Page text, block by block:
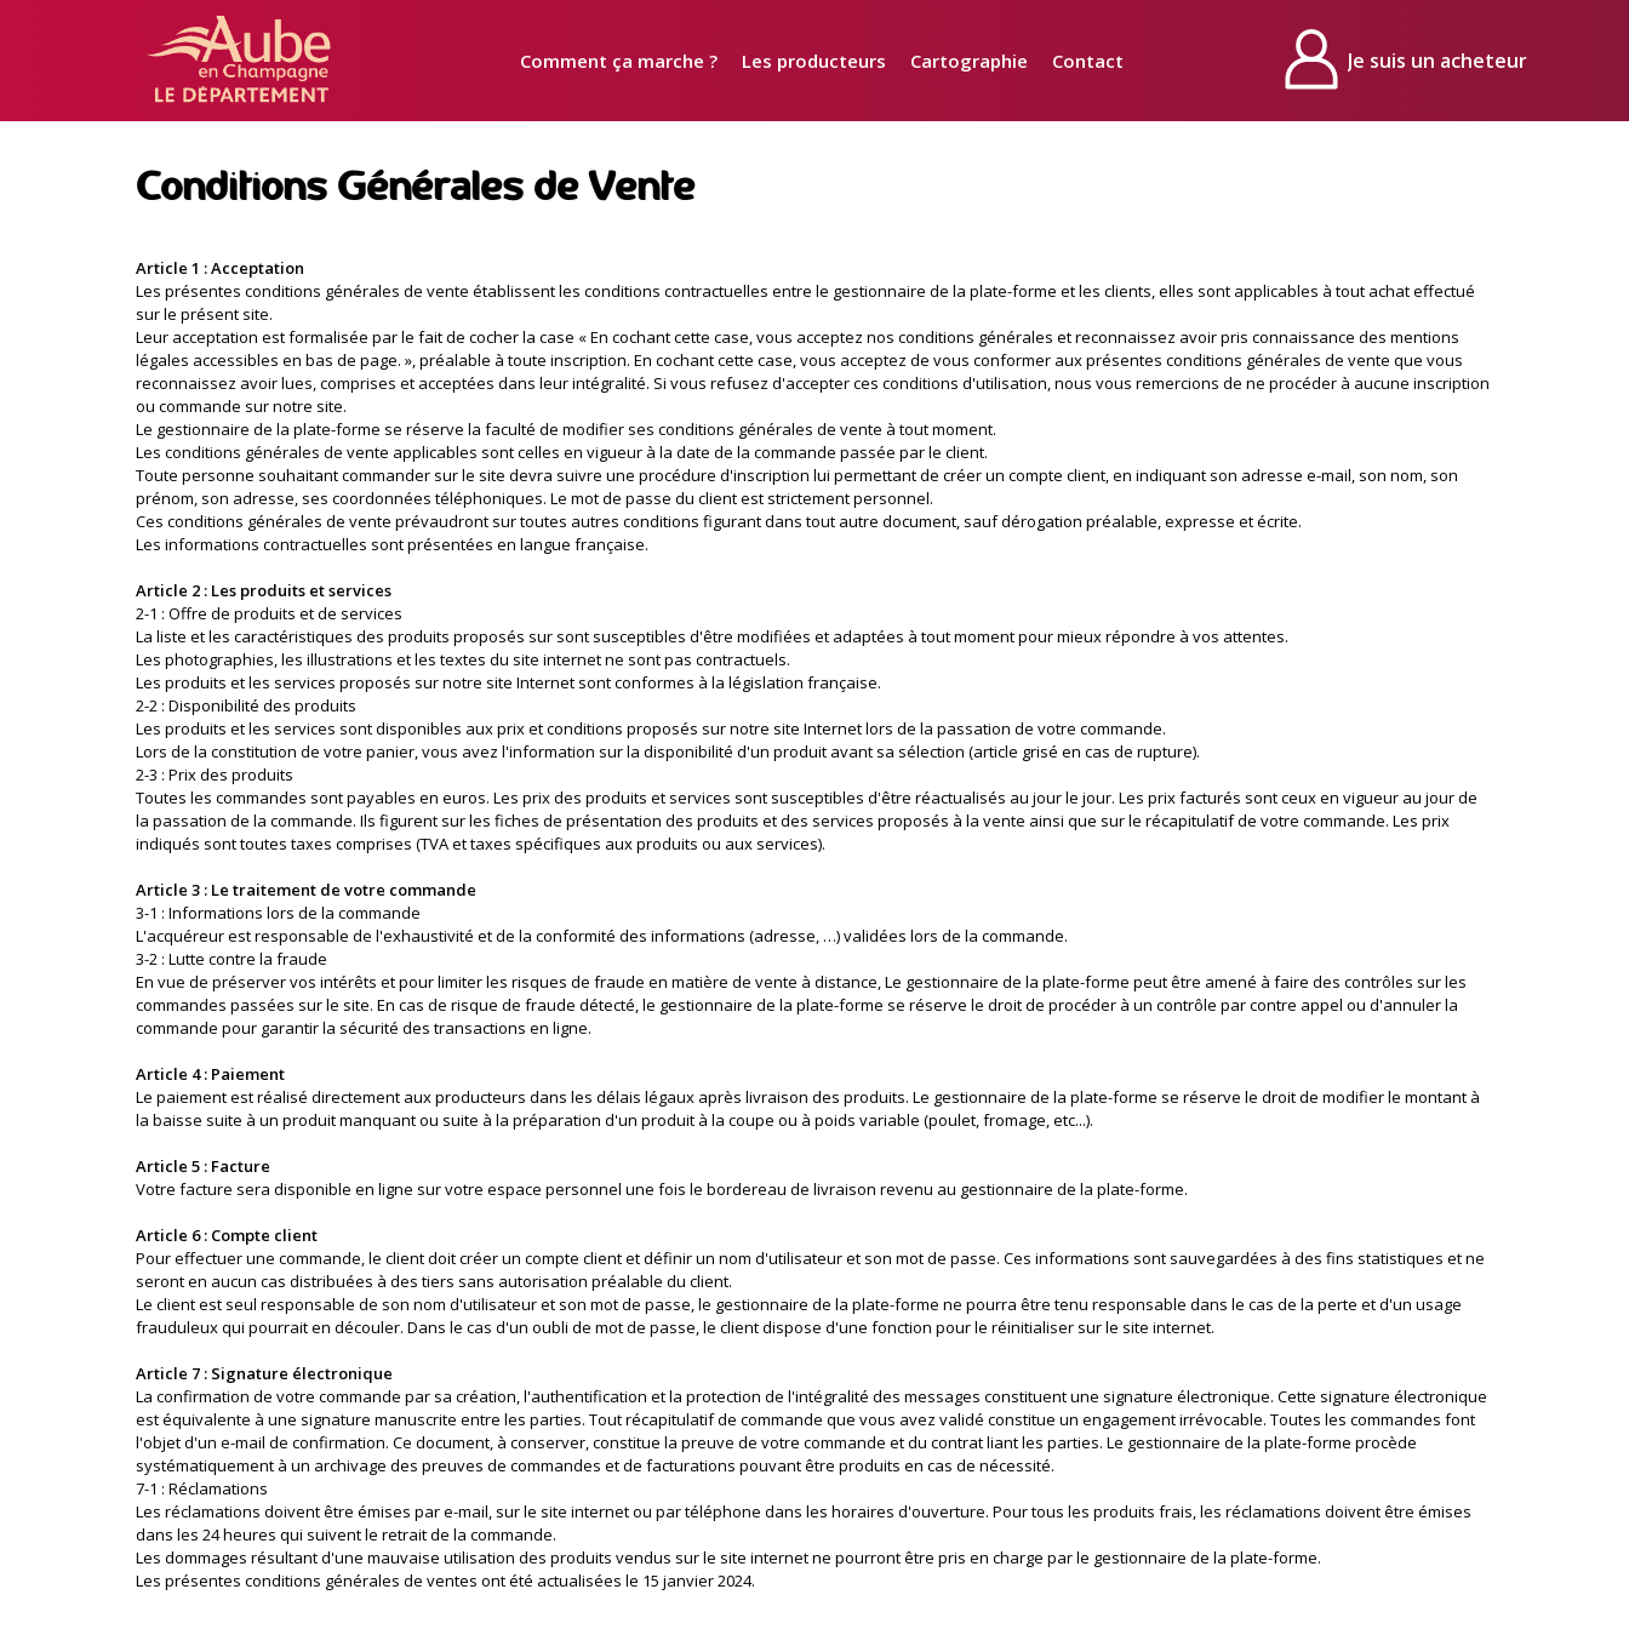
Comment ça marche ? Les producteurs Cartographie Contact
Conditions Générales de Vente
Article 1 : Acceptation
Les présentes conditions générales de vente établissent les conditions contractuelles entre le gestionnaire de la plate-forme et les clients, elles sont applicables à tout achat effectué
sur le présent site.
Leur acceptation est formalisée par le fait de cocher la case « En cochant cette case, vous acceptez nos conditions générales et reconnaissez avoir pris connaissance des mentions
légales accessibles en bas de page. », préalable à toute inscription. En cochant cette case, vous acceptez de vous conformer aux présentes conditions générales de vente que vous
reconnaissez avoir lues, comprises et acceptées dans leur intégralité. Si vous refusez d'accepter ces conditions d'utilisation, nous vous remercions de ne procéder à aucune inscription
ou commande sur notre site.
Le gestionnaire de la plate-forme se réserve la faculté de modifier ses conditions générales de vente à tout moment.
Les conditions générales de vente applicables sont celles en vigueur à la date de la commande passée par le client.
Toute personne souhaitant commander sur le site devra suivre une procédure d'inscription lui permettant de créer un compte client, en indiquant son adresse e-mail, son nom, son
prénom, son adresse, ses coordonnées téléphoniques. Le mot de passe du client est strictement personnel.
Ces conditions générales de vente prévaudront sur toutes autres conditions figurant dans tout autre document, sauf dérogation préalable, expresse et écrite.
Les informations contractuelles sont présentées en langue française.
Article 2 : Les produits et services
2-1 : Offre de produits et de services
La liste et les caractéristiques des produits proposés sur sont susceptibles d'être modifiées et adaptées à tout moment pour mieux répondre à vos attentes.
Les photographies, les illustrations et les textes du site internet ne sont pas contractuels.
Les produits et les services proposés sur notre site Internet sont conformes à la législation française.
2-2 : Disponibilité des produits
Les produits et les services sont disponibles aux prix et conditions proposés sur notre site Internet lors de la passation de votre commande.
Lors de la constitution de votre panier, vous avez l'information sur la disponibilité d'un produit avant sa sélection (article grisé en cas de rupture).
2-3 : Prix des produits
Toutes les commandes sont payables en euros. Les prix des produits et services sont susceptibles d'être réactualisés au jour le jour. Les prix facturés sont ceux en vigueur au jour de
la passation de la commande. Ils figurent sur les fiches de présentation des produits et des services proposés à la vente ainsi que sur le récapitulatif de votre commande. Les prix
indiqués sont toutes taxes comprises (TVA et taxes spécifiques aux produits ou aux services).
Article 3 : Le traitement de votre commande
3-1 : Informations lors de la commande
L'acquéreur est responsable de l'exhaustivité et de la conformité des informations (adresse, …) validées lors de la commande.
3-2 : Lutte contre la fraude
En vue de préserver vos intérêts et pour limiter les risques de fraude en matière de vente à distance, Le gestionnaire de la plate-forme peut être amené à faire des contrôles sur les
commandes passées sur le site. En cas de risque de fraude détecté, le gestionnaire de la plate-forme se réserve le droit de procéder à un contrôle par contre appel ou d'annuler la
commande pour garantir la sécurité des transactions en ligne.
Article 4 : Paiement
Le paiement est réalisé directement aux producteurs dans les délais légaux après livraison des produits. Le gestionnaire de la plate-forme se réserve le droit de modifier le montant à
la baisse suite à un produit manquant ou suite à la préparation d'un produit à la coupe ou à poids variable (poulet, fromage, etc...).
Article 5 : Facture
Votre facture sera disponible en ligne sur votre espace personnel une fois le bordereau de livraison revenu au gestionnaire de la plate-forme.
Article 6 : Compte client
Pour effectuer une commande, le client doit créer un compte client et définir un nom d'utilisateur et son mot de passe. Ces informations sont sauvegardées à des fins statistiques et ne
seront en aucun cas distribuées à des tiers sans autorisation préalable du client.
Le client est seul responsable de son nom d'utilisateur et son mot de passe, le gestionnaire de la plate-forme ne pourra être tenu responsable dans le cas de la perte et d'un usage
frauduleux qui pourrait en découler. Dans le cas d'un oubli de mot de passe, le client dispose d'une fonction pour le réinitialiser sur le site internet.
Article 7 : Signature électronique
La confirmation de votre commande par sa création, l'authentification et la protection de l'intégralité des messages constituent une signature électronique. Cette signature électronique
est équivalente à une signature manuscrite entre les parties. Tout récapitulatif de commande que vous avez validé constitue un engagement irrévocable. Toutes les commandes font
l'objet d'un e-mail de confirmation. Ce document, à conserver, constitue la preuve de votre commande et du contrat liant les parties. Le gestionnaire de la plate-forme procède
systématiquement à un archivage des preuves de commandes et de facturations pouvant être produits en cas de nécessité.
7-1 : Réclamations
Les réclamations doivent être émises par e-mail, sur le site internet ou par téléphone dans les horaires d'ouverture. Pour tous les produits frais, les réclamations doivent être émises
dans les 24 heures qui suivent le retrait de la commande.
Les dommages résultant d'une mauvaise utilisation des produits vendus sur le site internet ne pourront être pris en charge par le gestionnaire de la plate-forme.
Les présentes conditions générales de ventes ont été actualisées le 15 janvier 2024.